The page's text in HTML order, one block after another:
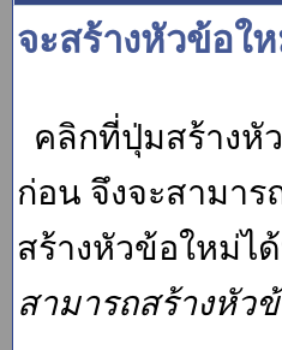
จะสร้างหัวข้อใ
คลิกที่ปุ่มสร้างหั
ก่อน จึงจะสามา
สร้างหัวข้อใหม่ไ
สามารถสร้างหัว